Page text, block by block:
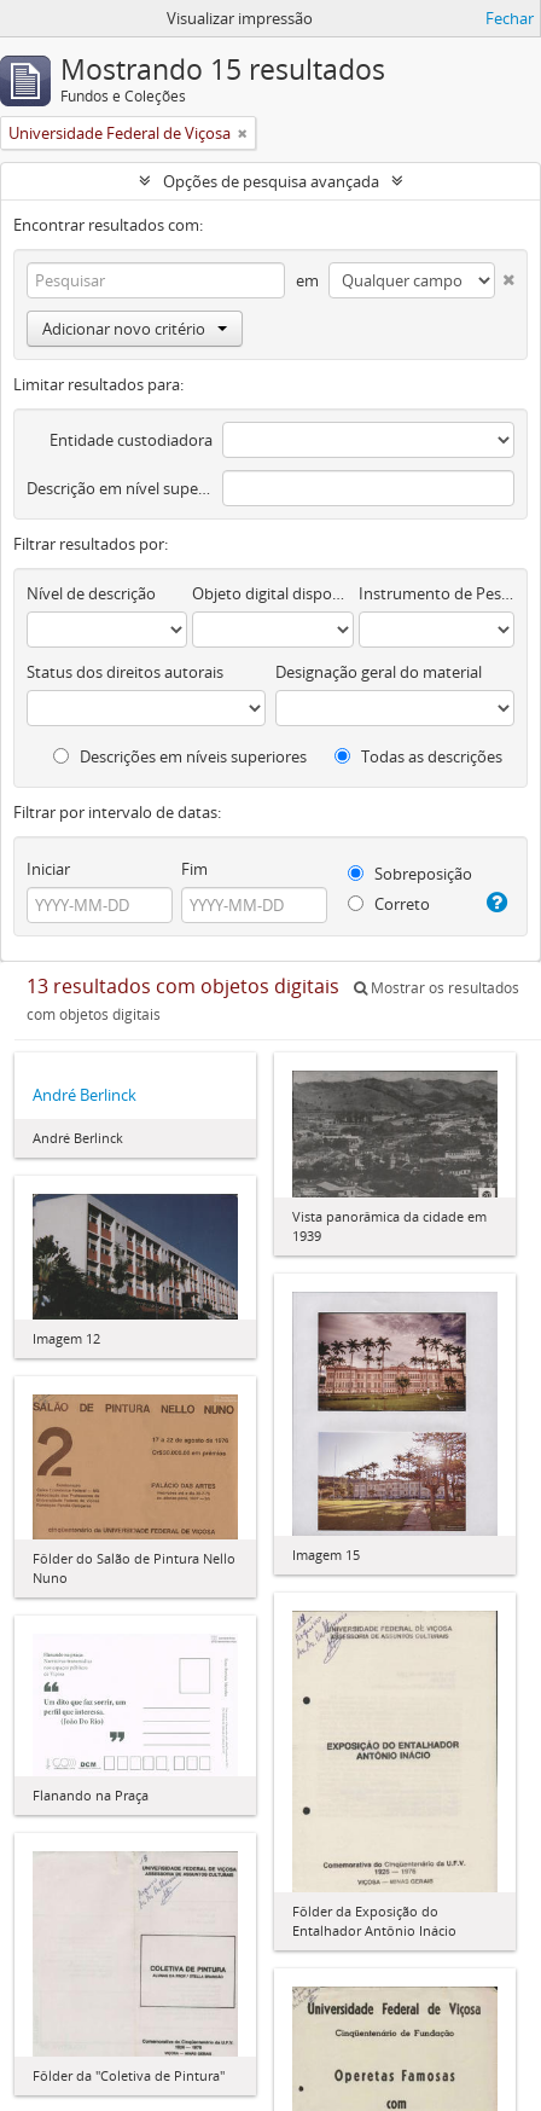
Visualizar impressão Fechar
Mostrando 15 resultados
Fundos e Coleções
Universidade Federal de Viçosa
Opções de pesquisa avançada
Encontrar resultados com:
em
Adicionar novo critério
Limitar resultados para:
Entidade custodiadora
Descrição em nível superior
Filtrar resultados por:
Nível de descrição Objeto digital disponível Instrumento de Pesquisa
Status dos direitos autorais Designação geral do material
Descrições em níveis superiores Todas as descrições
Filtrar por intervalo de datas:
Iniciar Fim
Sobreposição
Correto
13 resultados com objetos digitais
Mostrar os resultados
com objetos digitais
André Berlinck
André Berlinck
Vista panorâmica da cidade em
1939
Imagem 12
Imagem 15
Fôlder do Salão de Pintura Nello
Nuno
Fôlder da Exposição do
Entalhador Antônio Inácio
Flanando na Praça
Fôlder da "Coletiva de Pintura"